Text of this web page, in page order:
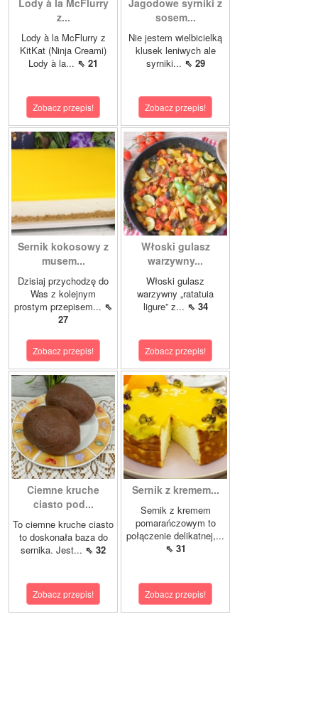
Lody à la McFlurry
z...
Lody à la McFlurry z
KitKat (Ninja Creami)
Lody à la... ⇖ 21
Zobacz przepis!
Jagodowe syrniki z
sosem...
Nie jestem wielbicielką
klusek leniwych ale
syrniki... ⇖ 29
Zobacz przepis!
Sernik kokosowy z
musem...
Dzisiaj przychodzę do
Was z kolejnym
prostym przepisem... ⇖
27
Zobacz przepis!
Włoski gulasz
warzywny...
Włoski gulasz
warzywny „ratatuia
ligure” z... ⇖ 34
Zobacz przepis!
Ciemne kruche
ciasto pod...
To ciemne kruche ciasto
to doskonała baza do
sernika. Jest... ⇖ 32
Zobacz przepis!
Sernik z kremem...
Sernik z kremem
pomarańczowym to
połączenie delikatnej,...
⇖ 31
Zobacz przepis!